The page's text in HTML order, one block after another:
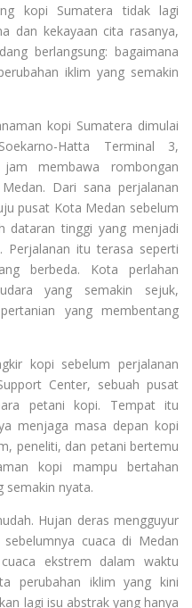
kopi Sumatera tidak lagi
dan kekayaan cita rasanya,
berlangsung: bagaimana
iklim yang semakin
kopi Sumatera dimulai
Hatta Terminal 3,
membawa rombongan
Dari sana perjalanan
pusat Kota Medan sebelum
dataran tinggi yang menjadi
Perjalanan itu terasa seperti
berbeda. Kota perlahan
yang semakin sejuk,
yang membentang
kopi sebelum perjalanan
Center, sebuah pusat
petani kopi. Tempat itu
menjaga masa depan kopi
peneliti, dan petani bertemu
kopi mampu bertahan
semakin nyata.
Hujan deras mengguyur
cuaca di Medan
ekstrem dalam waktu
perubahan iklim yang kini
lagi isu abstrak yang hanya